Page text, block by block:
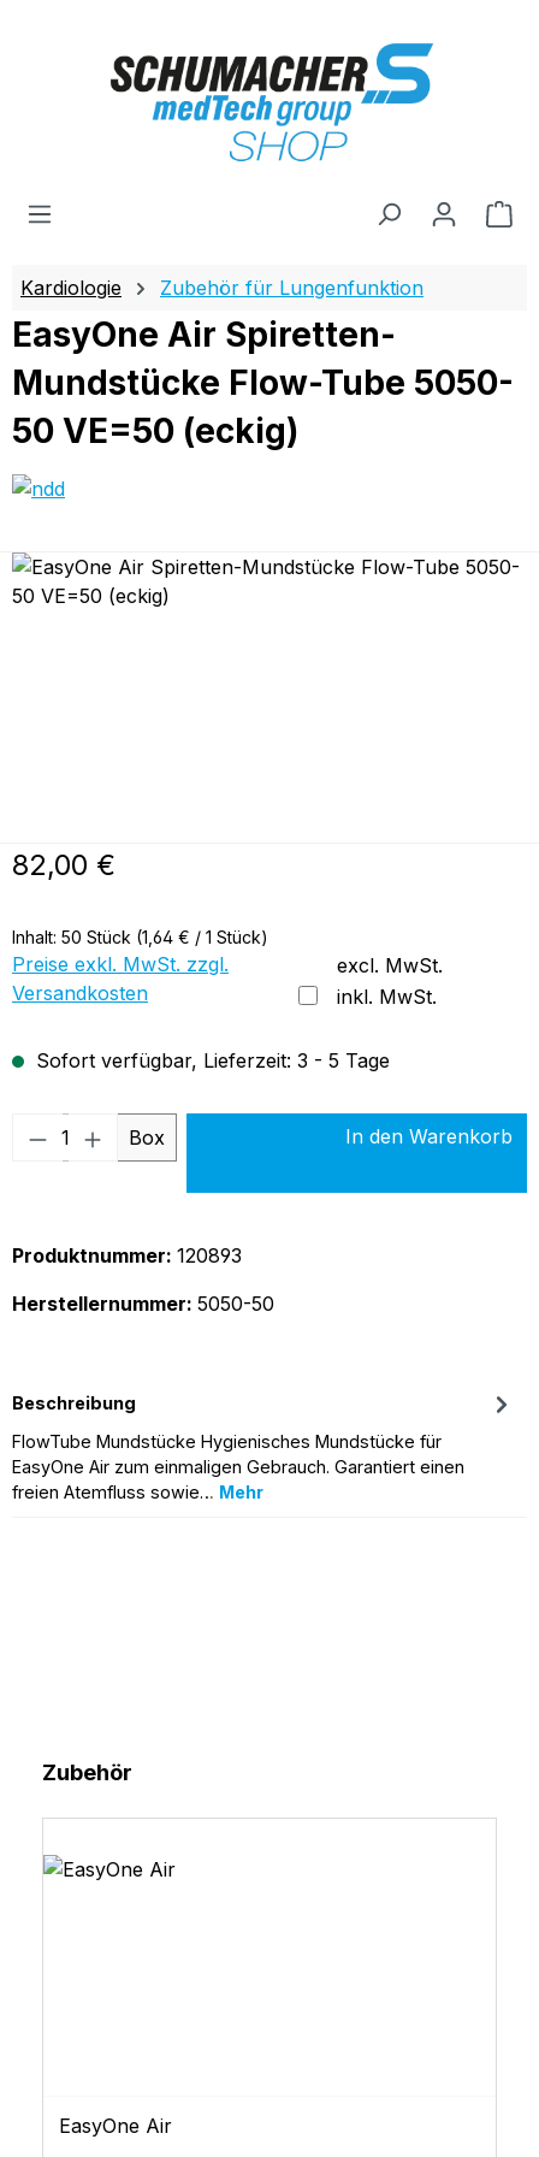
Kardiologie Zubehör für Lungenfunktion
EasyOne Air Spiretten-
Mundstücke Flow-Tube 5050-
50 VE=50 (eckig)
Bildergalerie überspringen
Regulärer Preis:
82,00 €
Inhalt: 50 Stück (1,64 € / 1 Stück)
Preise exkl. MwSt. zzgl.
Versandkosten
excl. MwSt.
inkl. MwSt.
Sofort verfügbar, Lieferzeit: 3 - 5 Tage
Produkt Anzahl: Gib den gewünschten
Box In den Warenkorb
Produktnummer: 120893
Herstellernummer: 5050-50
Beschreibung
FlowTube Mundstücke Hygienisches Mundstücke für
EasyOne Air zum einmaligen Gebrauch. Garantiert einen
freien Atemfluss sowie… Mehr
Produktgalerie überspringen
Zubehör
EasyOne Air